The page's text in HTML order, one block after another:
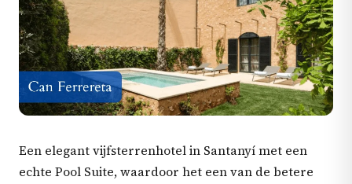
Een elegant vijfsterrenhotel in Santanyí met een
echte Pool Suite, waardoor het een van de betere